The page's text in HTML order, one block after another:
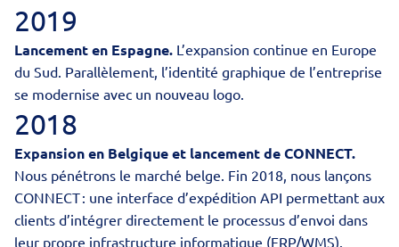
2019
Lancement en Espagne. L’expansion continue en Europe
du Sud. Parallèlement, l’identité graphique de l’entreprise
se modernise avec un nouveau logo.
2018
Expansion en Belgique et lancement de CONNECT.
Nous pénétrons le marché belge. Fin 2018, nous lançons
CONNECT : une interface d’expédition API permettant aux
clients d’intégrer directement le processus d’envoi dans
leur propre infrastructure informatique (ERP/WMS).